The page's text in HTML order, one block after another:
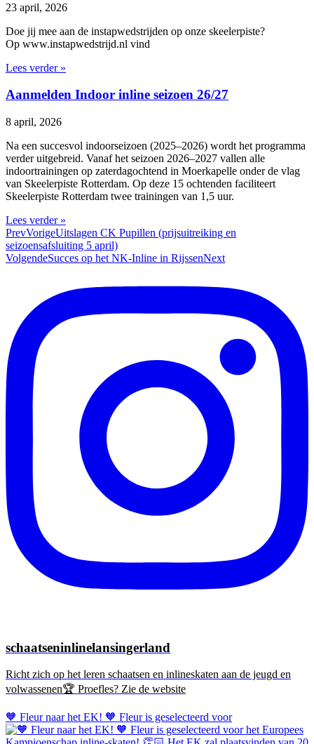
23 april, 2026
Doe jij mee aan de instapwedstrijden op onze skeelerpiste?
Op www.instapwedstrijd.nl vind
Lees verder »
Aanmelden Indoor inline seizoen 26/27
8 april, 2026
Na een succesvol indoorseizoen (2025–2026) wordt het programma
verder uitgebreid. Vanaf het seizoen 2026–2027 vallen alle
indoortrainingen op zaterdagochtend in Moerkapelle onder de vlag
van Skeelerpiste Rotterdam. Op deze 15 ochtenden faciliteert
Skeelerpiste Rotterdam twee trainingen van 1,5 uur.
Lees verder »
PrevVorigeUitslagen CK Pupillen (prijsuitreiking en
seizoensafsluiting 5 april)
VolgendeSucces op het NK-Inline in RijssenNext
schaatseninlinelansingerland
Richt zich op het leren schaatsen en inlineskaten aan de jeugd en
volwassenen🏆 Proefles? Zie de website
🧡 Fleur naar het EK! 🧡 Fleur is geselecteerd voor